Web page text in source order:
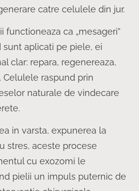
catre celulele din jur.
functioneaza ca „mesageri”
sunt aplicati pe piele, ei
clar: repara, regenereaza,
Celulele raspund prin
naturale de vindecare
in varsta, expunerea la
stres, aceste procese
cu exozomi le
pielii un impuls puternic de